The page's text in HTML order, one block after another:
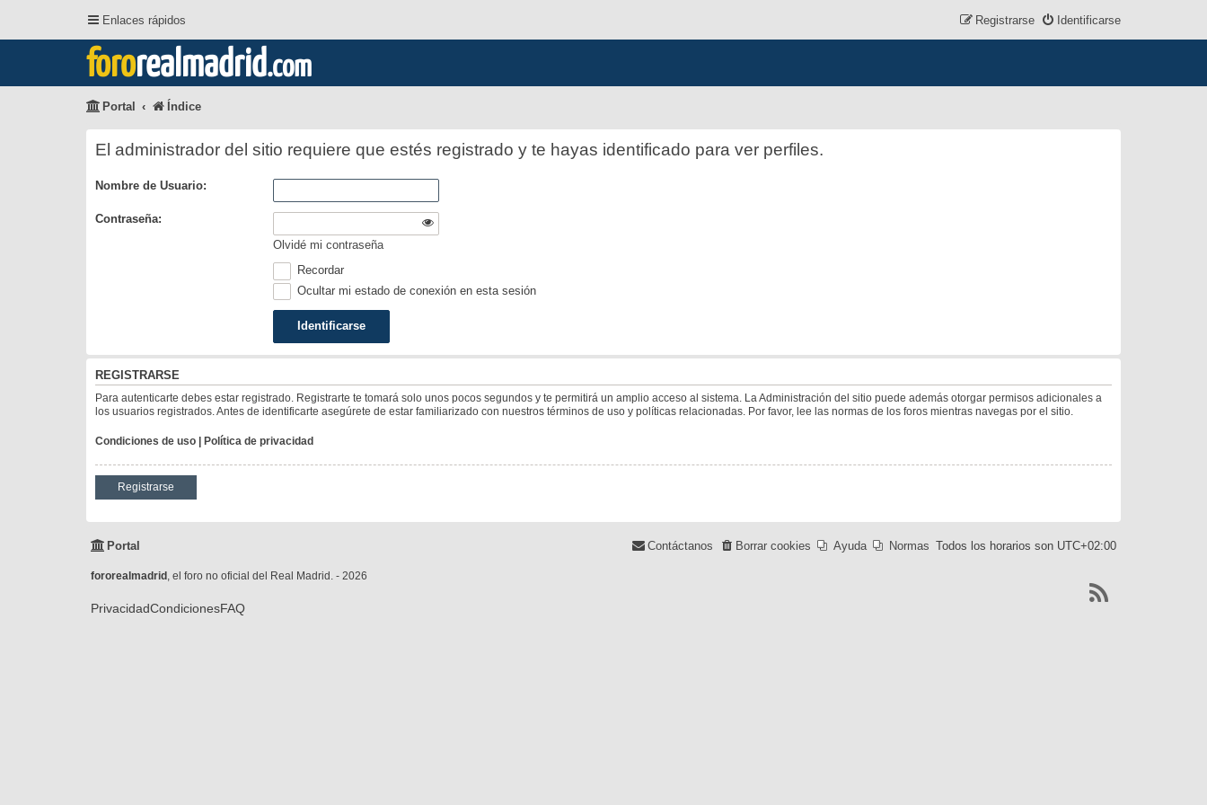
Enlaces rápidos Identificarse
Registrarse
fororealmadrid.com
Portal Índice
El administrador del sitio requiere que estés registrado y te hayas identificado para ver perfiles.
Nombre de Usuario:
Contraseña:
Olvidé mi contraseña
Recordar
Ocultar mi estado de conexión en esta sesión
REGISTRARSE
Para autenticarte debes estar registrado. Registrarte te tomará solo unos pocos segundos y te permitirá un amplio acceso al sistema. La Administración del sitio puede además otorgar permisos adicionales a
los usuarios registrados. Antes de identificarte asegúrete de estar familiarizado con nuestros términos de uso y políticas relacionadas. Por favor, lee las normas de los foros mientras navegas por el sitio.
Condiciones de uso | Política de privacidad
Registrarse
Portal Todos los horarios son UTC+02:00
Normas
Ayuda
Borrar cookies
Contáctanos
fororealmadrid , el foro no oficial del Real Madrid. - 2026
PrivacidadCondicionesFAQ